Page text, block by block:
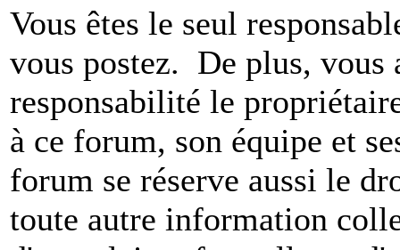
Vous êtes le seul
vous postez. De plus, vous
responsabilité le
à ce forum, son équipe et
forum se réserve aussi le
toute autre information